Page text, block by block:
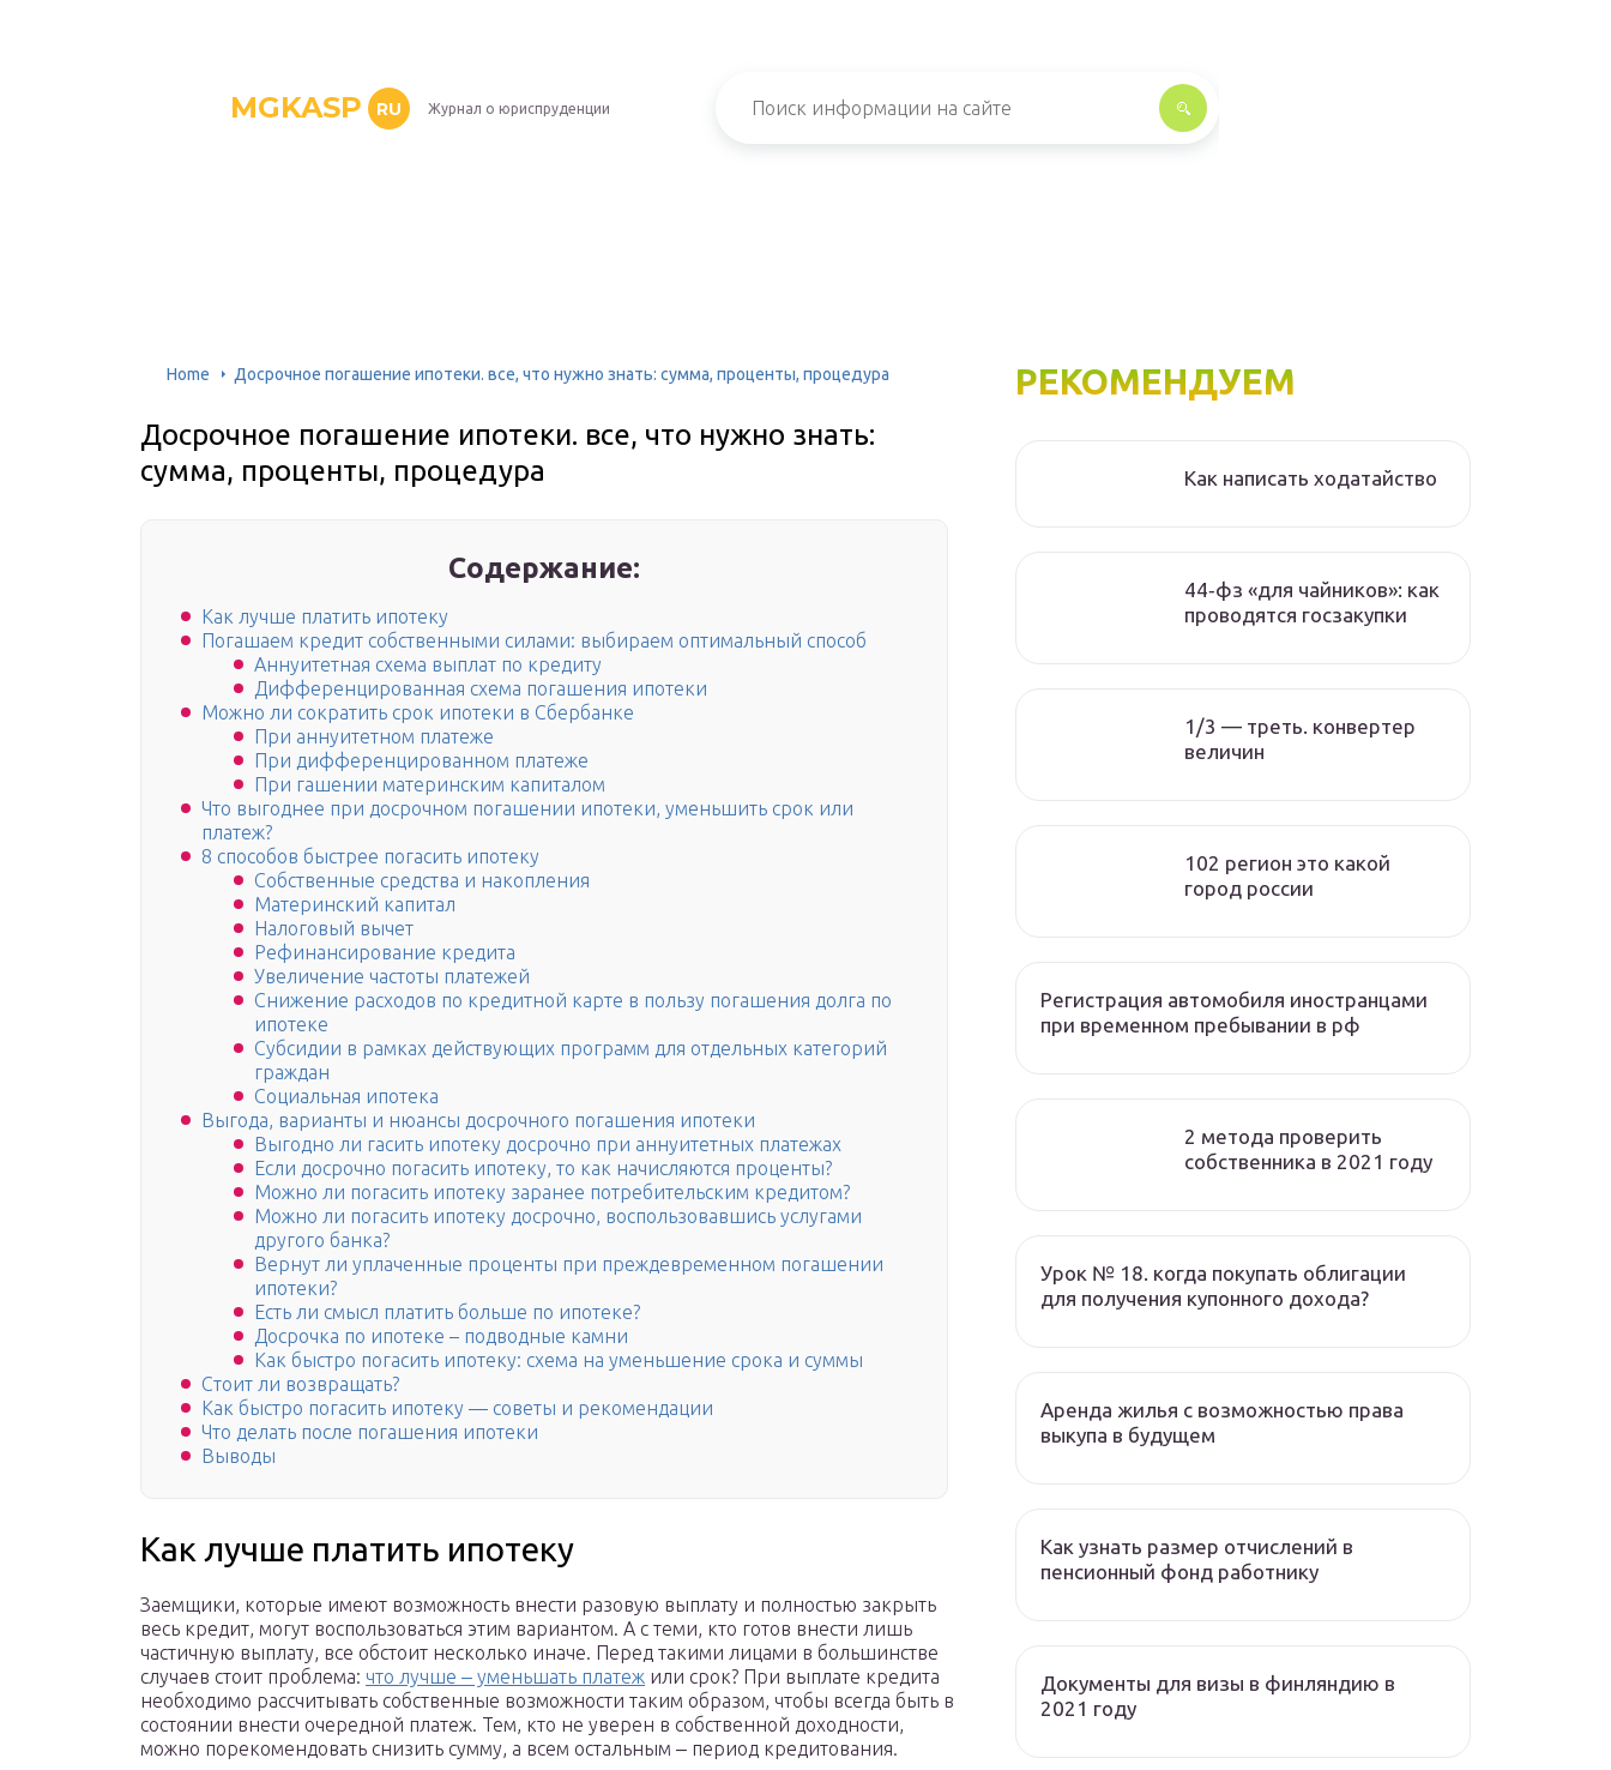
MGKASP RU Журнал о юриспруденции
Home Досрочное погашение ипотеки. все, что нужно знать: сумма, проценты, процедура
Досрочное погашение ипотеки. все, что нужно знать:
сумма, проценты, процедура
Содержание:
Как лучше платить ипотеку
Погашаем кредит собственными силами: выбираем оптимальный способ
Аннуитетная схема выплат по кредиту
Дифференцированная схема погашения ипотеки
Можно ли сократить срок ипотеки в Сбербанке
При аннуитетном платеже
При дифференцированном платеже
При гашении материнским капиталом
Что выгоднее при досрочном погашении ипотеки, уменьшить срок или
платеж?
8 способов быстрее погасить ипотеку
Собственные средства и накопления
Материнский капитал
Налоговый вычет
Рефинансирование кредита
Увеличение частоты платежей
Снижение расходов по кредитной карте в пользу погашения долга по
ипотеке
Субсидии в рамках действующих программ для отдельных категорий
граждан
Социальная ипотека
Выгода, варианты и нюансы досрочного погашения ипотеки
Выгодно ли гасить ипотеку досрочно при аннуитетных платежах
Если досрочно погасить ипотеку, то как начисляются проценты?
Можно ли погасить ипотеку заранее потребительским кредитом?
Можно ли погасить ипотеку досрочно, воспользовавшись услугами
другого банка?
Вернут ли уплаченные проценты при преждевременном погашении
ипотеки?
Есть ли смысл платить больше по ипотеке?
Досрочка по ипотеке – подводные камни
Как быстро погасить ипотеку: схема на уменьшение срока и суммы
Стоит ли возвращать?
Как быстро погасить ипотеку — советы и рекомендации
Что делать после погашения ипотеки
Выводы
Как лучше платить ипотеку
Заемщики, которые имеют возможность внести разовую выплату и полностью закрыть
весь кредит, могут воспользоваться этим вариантом. А с теми, кто готов внести лишь
частичную выплату, все обстоит несколько иначе. Перед такими лицами в большинстве
случаев стоит проблема: что лучше ‒ уменьшать платеж или срок? При выплате кредита
необходимо рассчитывать собственные возможности таким образом, чтобы всегда быть в
состоянии внести очередной платеж. Тем, кто не уверен в собственной доходности,
можно порекомендовать снизить сумму, а всем остальным ‒ период кредитования.
РЕКОМЕНДУЕМ
Как написать ходатайство
44‑фз «для чайников»: как
проводятся госзакупки
1/3 — треть. конвертер
величин
102 регион это какой
город россии
Регистрация автомобиля иностранцами
при временном пребывании в рф
2 метода проверить
собственника в 2021 году
Урок № 18. когда покупать облигации
для получения купонного дохода?
Аренда жилья с возможностью права
выкупа в будущем
Как узнать размер отчислений в
пенсионный фонд работнику
Документы для визы в финляндию в
2021 году